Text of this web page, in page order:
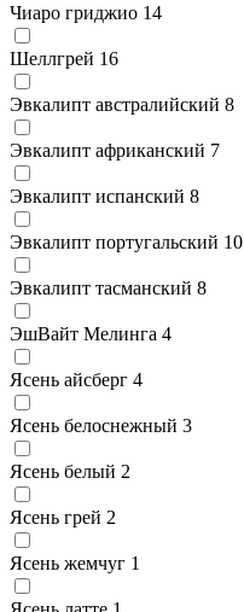
Чиаро гриджио 14
Шеллгрей 16
Эвкалипт австралийский 8
Эвкалипт африканский 7
Эвкалипт испанский 8
Эвкалипт португальский 10
Эвкалипт тасманский 8
ЭшВайт Мелинга 4
Ясень айсберг 4
Ясень белоснежный 3
Ясень белый 2
Ясень грей 2
Ясень жемчуг 1